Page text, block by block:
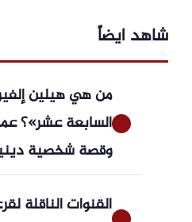
شاهد ايضاً
من هي هيلين
السابعة عشر»؟
وقصة شخصية
القنوات الناقلة